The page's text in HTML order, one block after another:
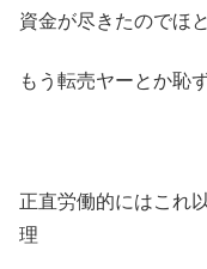
資金が尽きたのでほ
もう転売ヤーとか恥
正直労働的にはこれ
理